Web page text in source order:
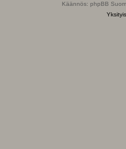
Käännös: phpBB